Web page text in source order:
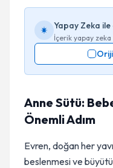
Yapay Zeka
İçerik yapay
Anne Sütü:
Önemli Adım
Evren, doğan her
beslenmesi ve